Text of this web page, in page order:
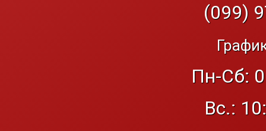
(099)
Пн-Сб:
Вс.: